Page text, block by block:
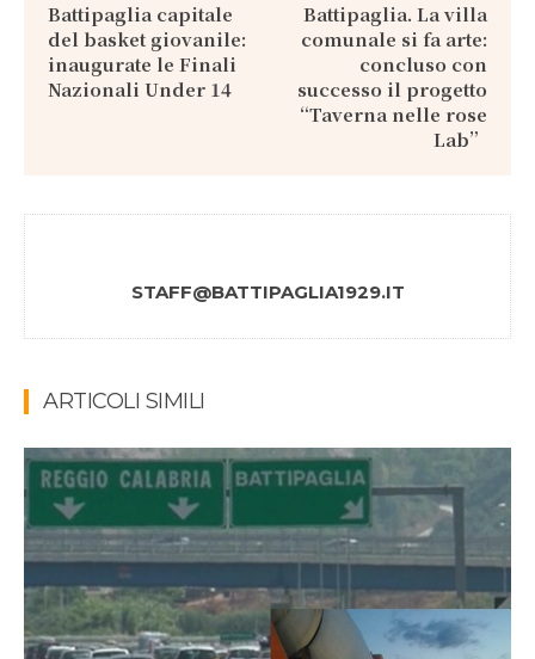
Battipaglia capitale
del basket giovanile:
inaugurate le Finali
Nazionali Under 14
Battipaglia. La villa
comunale si fa arte:
concluso con
successo il progetto
“Taverna nelle rose
Lab”
STAFF@BATTIPAGLIA1929.IT
ARTICOLI SIMILI